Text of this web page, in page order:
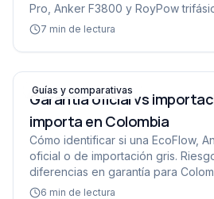
Pro, Anker F3800 y RoyPow
7 min de lectura
Garantía oficial vs importación
Guías y comparativas
Garantía oficial vs
importa en Colombia
Cómo identificar si una EcoFlow,
oficial o de importación gris.
diferencias en garantía para
6 min de lectura